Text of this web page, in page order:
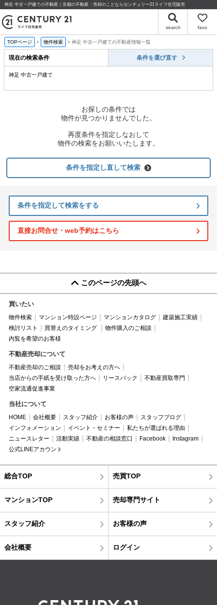
神足 中古一戸建ての不動産｜京都の不動産・売却のことならセンチュリー21ライフ住宅販売
search favo
TOPページ 物件検索 神足 中古一戸建ての不動産情報一覧
現在の検索条件 条件を選び直す
神足 中古一戸建て
お探しの条件では
物件が見つかりませんでした。
再度条件を指定しなおして
物件の検索をお願いいたします。
条件を指定し直して検索
条件を指定して検索をする
直接お問合せ・web予約はこちら
このページの先頭へ
買いたい
物件検索 マンション特設ページ マンションカタログ
建築施工実績
検討リスト
買替えのタイミング
物件購入のご相談
内覧を希望のお客様
不動産売却について
不動産売却のご相談
売却をお考えの方へ
当店からの手紙を受け取った方へ
リースバック
不動産買取専門
空家流通促進事業
当社について
HOME 会社概要 スタッフ紹介 お客様の声
スタッフブログ
インフォメーション
イベント・セミナー
私たちが選ばれる理由
ニュースレター
活動実績 不動産の相談窓口 Facebook
Instagram
公式LINEアカウント
総合TOP 売買TOP
マンションTOP 売却専門サイト
スタッフ紹介 お客様の声
会社概要 ログイン